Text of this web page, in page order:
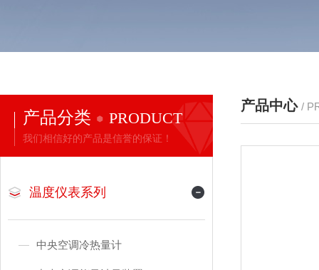
产品分类 PRODUCT
我们相信好的产品是信誉的保证！
温度仪表系列
中央空调冷热量计
产品中心 /